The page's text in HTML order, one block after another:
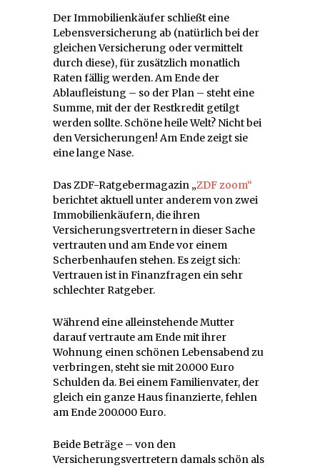
Der Immobilienkäufer schließt eine
Lebensversicherung ab (natürlich bei der
gleichen Versicherung oder vermittelt
durch diese), für zusätzlich monatlich
Raten fällig werden. Am Ende der
Ablaufleistung – so der Plan – steht eine
Summe, mit der der Restkredit getilgt
werden sollte. Schöne heile Welt? Nicht bei
den Versicherungen! Am Ende zeigt sie
eine lange Nase.
Das ZDF-Ratgebermagazin „ZDF zoom“
berichtet aktuell unter anderem von zwei
Immobilienkäufern, die ihren
Versicherungsvertretern in dieser Sache
vertrauten und am Ende vor einem
Scherbenhaufen stehen. Es zeigt sich:
Vertrauen ist in Finanzfragen ein sehr
schlechter Ratgeber.
Während eine alleinstehende Mutter
darauf vertraute am Ende mit ihrer
Wohnung einen schönen Lebensabend zu
verbringen, steht sie mit 20.000 Euro
Schulden da. Bei einem Familienvater, der
gleich ein ganze Haus finanzierte, fehlen
am Ende 200.000 Euro.
Beide Beträge – von den
Versicherungsvertretern damals schön als